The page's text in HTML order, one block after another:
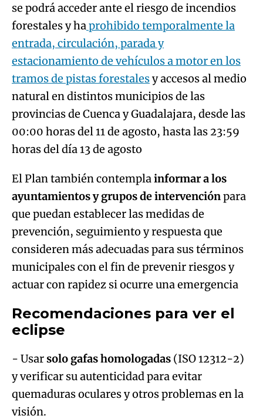
se podrá acceder ante el riesgo de incendios
forestales y haprohibido temporalmente la
entrada, circulación, parada y
estacionamiento de vehículos a motor en los
tramos de pistas forestalesy accesos al medio
natural en distintos municipios de las
provincias de Cuenca y Guadalajara, desde las
00:00 horas del 11 de agosto, hasta las 23:59
horas del día 13 de agosto
El Plan también contemplainformar a los
ayuntamientos y grupos de intervenciónpara
que puedan establecer las medidas de
prevención, seguimiento y respuesta que
consideren más adecuadas para sus términos
municipales con el fin de prevenir riesgos y
actuar con rapidez si ocurre una emergencia
Recomendaciones para ver el
eclipse
- Usarsolo gafas homologadas (ISO 12312-2)
y verificar su autenticidad para evitar
quemaduras oculares y otros problemas en la
visión.